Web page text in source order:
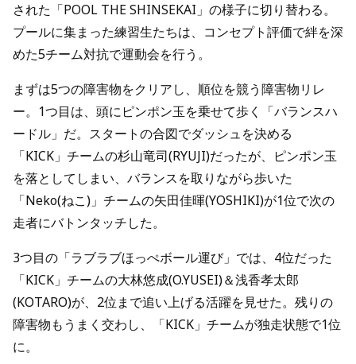
された「POOL THE SHINSEKAI」の様子に切り替わる。
プールに集まった練習生たちは、コンセプト評価で絆を深
めた5チーム対抗で運動会を行う。
まずは5つの障害物をクリアし、順位を競う障害物リレ
ー。1つ目は、頭にピンポン玉を乗せて歩く「バランスハ
ードル」だ。スタートの合図でダッシュを決める
「KICK」チームの杉山竜司(RYUJI)だったが、ピンポン玉
を落としてしまい、バランスを取りながら歩いた
「Neko(ねこ)」チームの矢田佳暉(YOSHIKI)が1位で次の
走者にバトンタッチした。
3つ目の「ラブラブほっぺボール運び」では、4位だった
「KICK」チームの大林悠成(O.YUSEI)＆浅香孝太郎
(KOTARO)が、2位まで追い上げる活躍を見せた。残りの
障害物もうまく交わし、「KICK」チームが独走状態で1位
に。